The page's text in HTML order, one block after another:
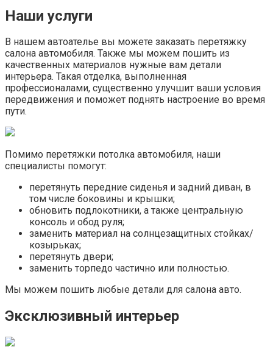
Наши услуги
В нашем автоателье вы можете заказать перетяжку
салона автомобиля. Также мы можем пошить из
качественных материалов нужные вам детали
интерьера. Такая отделка, выполненная
профессионалами, существенно улучшит ваши условия
передвижения и поможет поднять настроение во время
пути.
Помимо перетяжки потолка автомобиля, наши
специалисты помогут:
перетянуть передние сиденья и задний диван, в
том числе боковины и крышки;
обновить подлокотники, а также центральную
консоль и обод руля;
заменить материал на солнцезащитных стойках/
козырьках;
перетянуть двери;
заменить торпедо частично или полностью.
Мы можем пошить любые детали для салона авто.
Эксклюзивный интерьер